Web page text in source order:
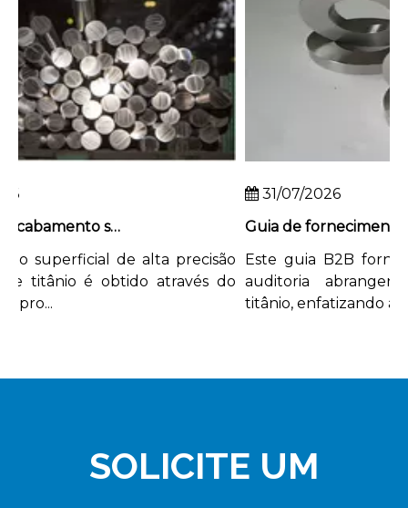
Como obter acabamento superficial de alta precisão em hastes de titânio
superficial de alta precisão
titânio é obtido através do
31/07/2026
Este guia B2B
auditoria abrangente
titânio, enfatizando a...
SOLICITE UM